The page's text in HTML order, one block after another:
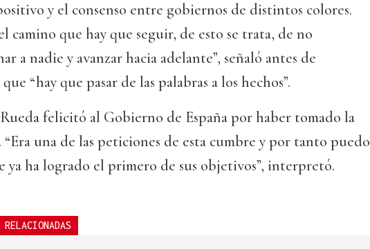
y el consenso entre gobiernos de distintos colores.
camino que hay que seguir, de esto se trata, de no
a nadie y avanzar hacia adelante”, señaló antes de
“hay que pasar de las palabras a los hechos”.
felicitó al Gobierno de España por haber tomado la
“Era una de las peticiones de esta cumbre y por tanto puedo
ya ha logrado el primero de sus objetivos”, interpretó.